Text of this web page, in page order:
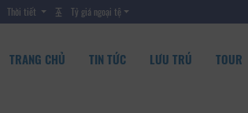
Thời tiết Tỷ giá ngoại tệ
TRANG CHỦ TIN TỨC LƯU TRÚ TOUR